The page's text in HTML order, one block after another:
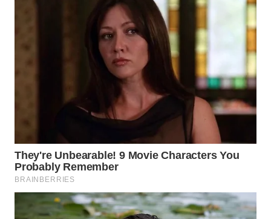
WAHANANEWS
WAHANA
SPORT
WAHANA
UMKM